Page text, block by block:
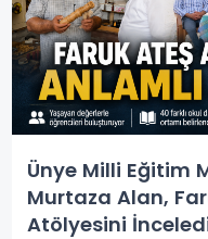
Ünye Milli Eğitim
Murtaza Alan,
Atölyesini